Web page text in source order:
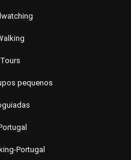
pequenos
Portugal